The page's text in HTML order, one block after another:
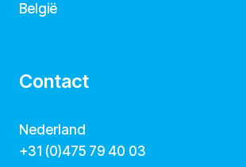
België
Contact
Nederland
+31 (0)475 79 40 03